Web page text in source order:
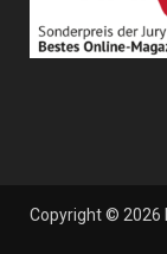
Copyright © 2026